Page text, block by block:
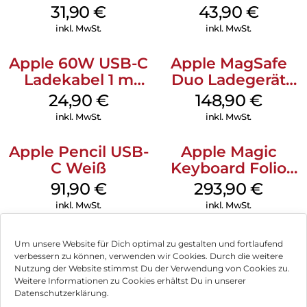
Um unsere Website für Dich optimal zu gestalten und fortlaufend
verbessern zu können, verwenden wir Cookies. Durch die weitere
Nutzung der Website stimmst Du der Verwendung von Cookies zu.
Weitere Informationen zu Cookies erhältst Du in unserer
Datenschutzerklärung.
Stylus-Halter: Der integrierte Stylus-Halter hilft Ihnen, Ihren
Hergestellt aus recycelten Materialien: Das Gehäuse Denali
besteht zu 50 % aus recycelten Materialien.
MagSafe Fuchsia
31,90€
inkl. MwSt.
MagSafe Plum
43,90 €
inkl. MwSt.
Apple 60W USB-C
Ladekabel 1 m
Weiß
24,90 €
inkl. MwSt.
Apple MagSafe
Duo Ladegerät
Weiß
148,90 €
inkl. MwSt.
Apple Pencil USB-
C Weiß
91,90 €
inkl. MwSt.
Apple Magic
Keyboard Folio
iPad 10.9″ (10.Gen.)
Weiß
293,90€
inkl. MwSt.
Impressum